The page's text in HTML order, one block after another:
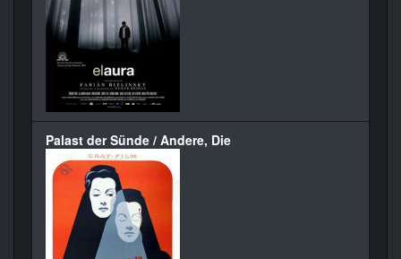
Palast der Sünde / Andere, Die